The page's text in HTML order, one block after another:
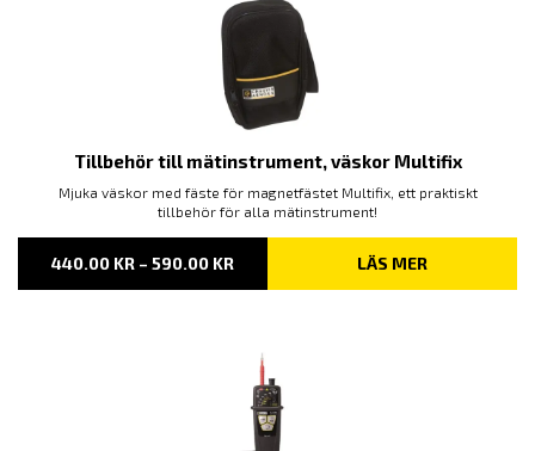
Tillbehör till mätinstrument, väskor Multifix
Mjuka väskor med fäste för magnetfästet Multifix, ett praktiskt
tillbehör för alla mätinstrument!
440.00 KR – 590.00 KRPRISINTERVALL:
TILL
LÄS MER